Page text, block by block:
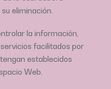
eliminación.
la información,
facilitados por
establecidos
Web.